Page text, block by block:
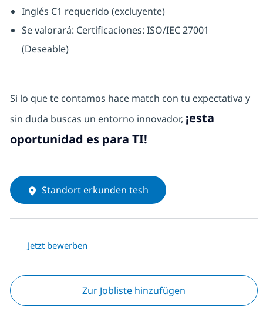
Inglés C1 requerido (excluyente)
Se valorará: Certificaciones: ISO/IEC 27001
(Deseable)
Si lo que te contamos hace match con tu expectativa y
sin duda buscas un entorno innovador, ¡esta
oportunidad es para TI!
Standort erkunden tesh
Jetzt bewerben
Zur Jobliste hinzufügen